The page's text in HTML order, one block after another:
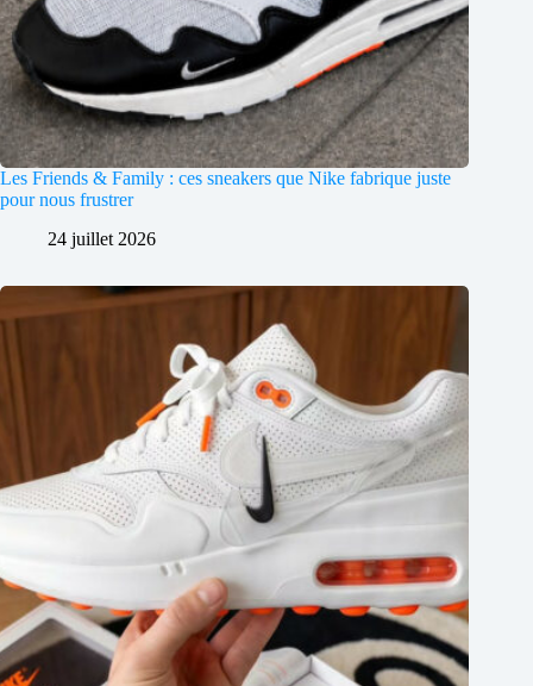
Les Friends & Family : ces sneakers que Nike fabrique juste
pour nous frustrer
24 juillet 2026